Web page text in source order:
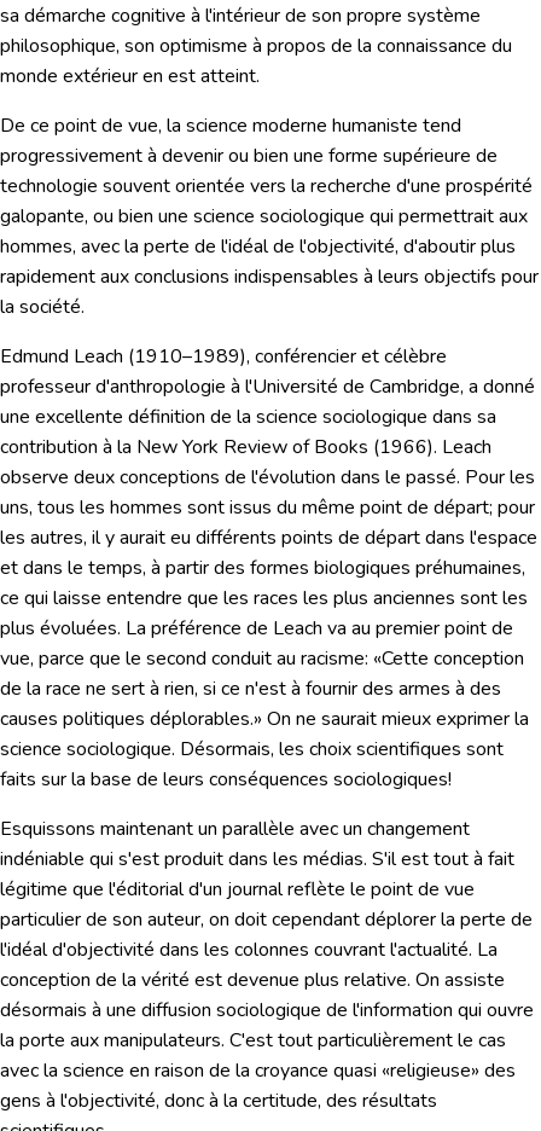
sa démarche cognitive à l'intérieur de son propre système
philosophique, son optimisme à propos de la connaissance du
monde extérieur en est atteint.
De ce point de vue, la science moderne humaniste tend
progressivement à devenir ou bien une forme supérieure de
technologie souvent orientée vers la recherche d'une prospérité
galopante, ou bien une science sociologique qui permettrait aux
hommes, avec la perte de l'idéal de l'objectivité, d'aboutir plus
rapidement aux conclusions indispensables à leurs objectifs pour
la société.
Edmund Leach (1910–1989), conférencier et célèbre
professeur d'anthropologie à l'Université de Cambridge, a donné
une excellente définition de la science sociologique dans sa
contribution à la New York Review of Books (1966). Leach
observe deux conceptions de l'évolution dans le passé. Pour les
uns, tous les hommes sont issus du même point de départ; pour
les autres, il y aurait eu différents points de départ dans l'espace
et dans le temps, à partir des formes biologiques préhumaines,
ce qui laisse entendre que les races les plus anciennes sont les
plus évoluées. La préférence de Leach va au premier point de
vue, parce que le second conduit au racisme: «Cette conception
de la race ne sert à rien, si ce n'est à fournir des armes à des
causes politiques déplorables.» On ne saurait mieux exprimer la
science sociologique. Désormais, les choix scientifiques sont
faits sur la base de leurs conséquences sociologiques!
Esquissons maintenant un parallèle avec un changement
indéniable qui s'est produit dans les médias. S'il est tout à fait
légitime que l'éditorial d'un journal reflète le point de vue
particulier de son auteur, on doit cependant déplorer la perte de
l'idéal d'objectivité dans les colonnes couvrant l'actualité. La
conception de la vérité est devenue plus relative. On assiste
désormais à une diffusion sociologique de l'information qui ouvre
la porte aux manipulateurs. C'est tout particulièrement le cas
avec la science en raison de la croyance quasi «religieuse» des
gens à l'objectivité, donc à la certitude, des résultats